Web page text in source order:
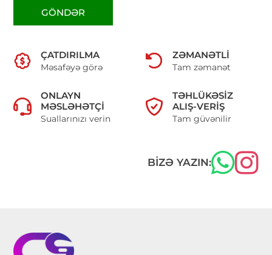
GÖNDƏR
ÇATDIRILMA
Məsafəyə görə
ZƏMANƏTLI
Tam zəmanət
ONLAYN
MƏSLƏHƏTÇI
Suallarınızı verin
TƏHLÜKƏSIZ
ALIŞ-VERIŞ
Tam güvənilir
BIZƏ YAZIN: